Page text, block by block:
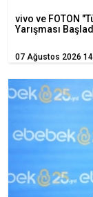
vivo ve FOTON
Yarışması
07 Ağustos 2026